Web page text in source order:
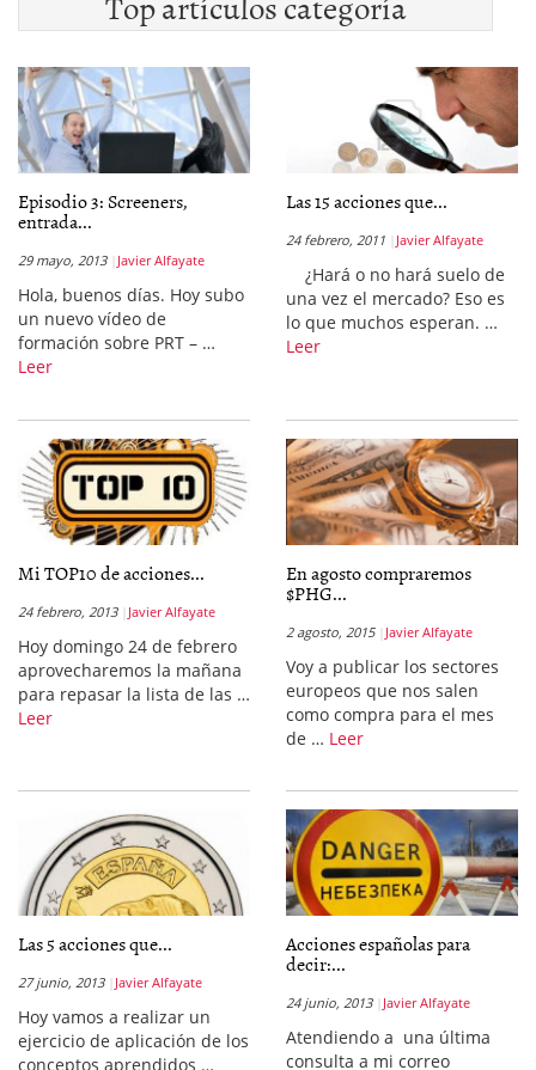
Episodio 3: Screeners,
entrada...
29 mayo, 2013 Javier Alfayate
Hola, buenos días. Hoy subo
un nuevo vídeo de
formación sobre PRT – …
Leer
Las 15 acciones que...
24 febrero, 2011 Javier Alfayate
¿Hará o no hará suelo de
una vez el mercado? Eso es
lo que muchos esperan. …
Leer
Mi TOP10 de acciones...
24 febrero, 2013 Javier Alfayate
Hoy domingo 24 de febrero
aprovecharemos la mañana
para repasar la lista de las …
Leer
En agosto compraremos
$PHG...
2 agosto, 2015 Javier Alfayate
Voy a publicar los sectores
europeos que nos salen
como compra para el mes
de … Leer
Las 5 acciones que...
27 junio, 2013 Javier Alfayate
Hoy vamos a realizar un
ejercicio de aplicación de los
conceptos aprendidos …
Acciones españolas para
decir:...
24 junio, 2013 Javier Alfayate
Atendiendo a una última
consulta a mi correo